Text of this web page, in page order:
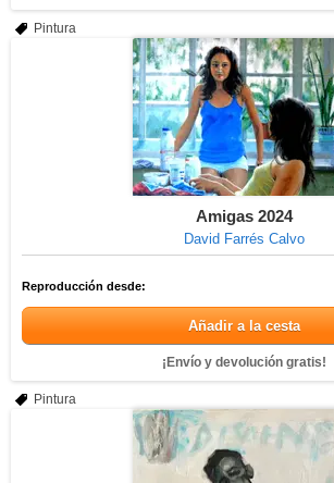
Pintura
Amigas 2024
David Farrés Calvo
Reproducción desde:
Añadir a la cesta
¡Envío y devolución gratis!
Pintura